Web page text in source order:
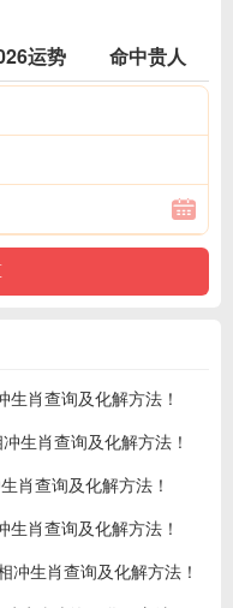
运势 命中贵人
肖查询及化解方法！
生肖查询及化解方法！
肖查询及化解方法！
肖查询及化解方法！
冲生肖查询及化解方法！